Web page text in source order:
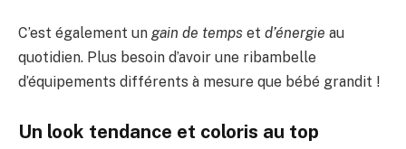
C’est également un gain de temps et d’énergie au
quotidien. Plus besoin d’avoir une ribambelle
d’équipements différents à mesure que bébé grandit !
Un look tendance et coloris au top